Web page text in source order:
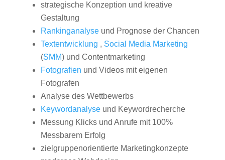
strategische Konzeption und kreative
Gestaltung
Rankinganalyseund Prognose der Chancen
Textentwicklung , Social Media Marketing
(SMM) und Contentmarketing
Fotografien und Videos mit eigenen
Fotografen
Analyse des Wettbewerbs
Keywordanalyseund Keywordrecherche
Messung Klicks und Anrufe mit 100%
Messbarem Erfolg
zielgruppenorientierte Marketingkonzepte